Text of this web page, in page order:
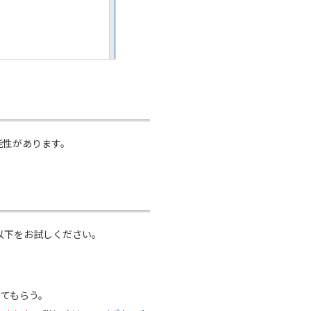
があります。
をお試しください。
もらう。